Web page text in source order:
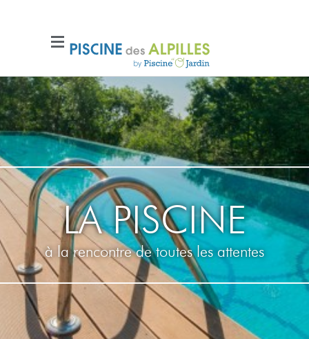
LA PISCINE
à la rencontre de toutes les attentes